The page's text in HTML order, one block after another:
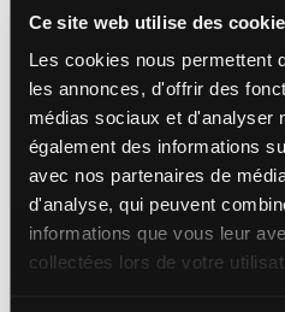
Ce site web utilise des
Les cookies nous permettent
les annonces, d'offrir des
médias sociaux et d'analyser
également des informations
avec nos partenaires de
d'analyse, qui peuvent
informations que vous leur
collectées lors de votre